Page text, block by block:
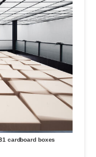
cardboard boxes